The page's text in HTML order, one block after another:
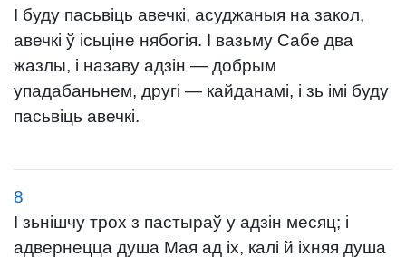
І буду пасьвіць авечкі, асуджаныя на закол,
авечкі ў ісьціне нябогія. І вазьму Сабе два
жазлы, і назаву адзін — добрым
упадабаньнем, другі — кайданамі, і зь імі буду
пасьвіць авечкі.
8
І зьнішчу трох з пастыраў у адзін месяц; і
адвернецца душа Мая ад іх, калі й іхняя душа